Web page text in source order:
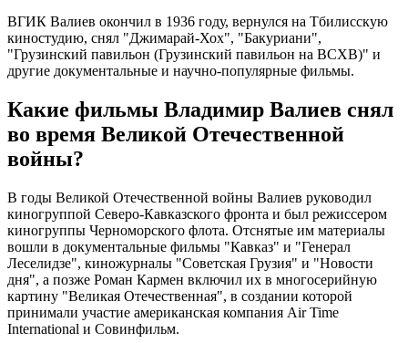
ВГИК Валиев окончил в 1936 году, вернулся на Тбилисскую
киностудию, снял "Джимарай-Хох", "Бакуриани",
"Грузинский павильон (Грузинский павильон на ВСХВ)" и
другие документальные и научно-популярные фильмы.
Какие фильмы Владимир Валиев снял
во время Великой Отечественной
войны?
В годы Великой Отечественной войны Валиев руководил
киногруппой Северо-Кавказского фронта и был режиссером
киногруппы Черноморского флота. Отснятые им материалы
вошли в документальные фильмы "Кавказ" и "Генерал
Леселидзе", киножурналы "Советская Грузия" и "Новости
дня", а позже Роман Кармен включил их в многосерийную
картину "Великая Отечественная", в создании которой
принимали участие американская компания Air Time
International и Совинфильм.